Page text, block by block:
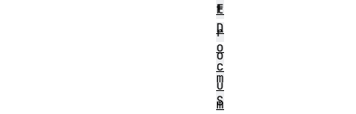
F
r
o
m
S
t
D
o
c
u
m